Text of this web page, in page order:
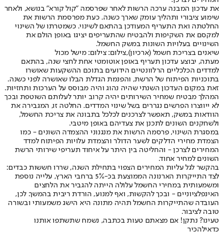
את עדכון המבנה ערכה הרשות לאחר שפרסמה "קול קורא" בנושא, ולאחר
שימוע ציבורי ותהליך עומק שארך כשנה. כעת מפרסמת הרשות את
החלטתה ואת התעריף המעודכן בהתאם לשינוי. כשמטרתו של השינוי
למקסם את השקיפות ולהבטיח שהתעריפים יציגו באופן הולם את
השינויים בעלויות השונות במשק החשמל.
שיאנים בצריכת חשמל (ארכיון),צילום: צילום: מישל מכול
מעתה, יבוצע עדכון תעריף באופן אוטומטי אחת לחצי שנה, בהתאם
למדדים הכלכליים הרלוונטיים הידועים בתוכם ההשקעות שאושרו
בתוכניות הפיתוח של הרשת, והפנמת הגדלת הבלו שאושרה לפני כשנה.
זאת במקום העדכון השנתי שהיה נהוג והיה מבוסס על הערכות ותחזיות.
המהלך מבטיח שמחיר השירותים יהיה קרוב יותר לעלותם השוטפת ובכך
לא ייווצרו הפרשים נגררים בשל שינוי המדדים. החלטה זו, המגבירה את
הוודאות במשק, תאפשר לצרכנים לכלכל בתבונה את צריכת החשמל,
ולשחקנים השונים לתכנן את צעדיהם באופן מיטבי.
במסגרת השינוי, פרסמה הרשות את מנגנוני ההצמדה השונים - כמו
הצמדת מחירי הדלקים לשער הדולר והצמדת עלויות הפיתוח למדד
המחירים לצרכן - והחליטה בין היתר על איחוד תעריפי שירותי הרשת
השונים למחיר אחוד.
בהקשר לגל עליות המחירים הצפוי בתחילת השנה, שררו חששות כבדים:
לצד התייקרות הארנונה הממוצעת בכ-5% ברחבי הארץ, עלייה נוספת
ומשמעותית במחירי החשמל עלולה הייתה להגביר את הלחצים
האינפלציוניים - ובכך להקשות, ואף למנוע, הורדת ריבית בהמשך. לכן,
העובדה שהתייקרות החשמל תהיה מתונה היא הישג משמעותי ובשורה
טובה לציבור.
טעינו? נתקן! אם מצאתם טעות בכתבה, נשמח שתשתפו אותנו
כדאילהכיר